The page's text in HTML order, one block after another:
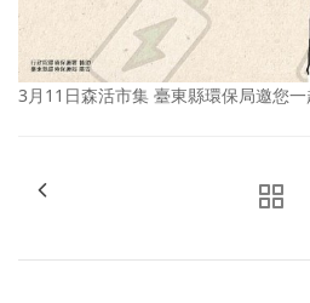
3月11日森活市集 臺東縣環保局邀您